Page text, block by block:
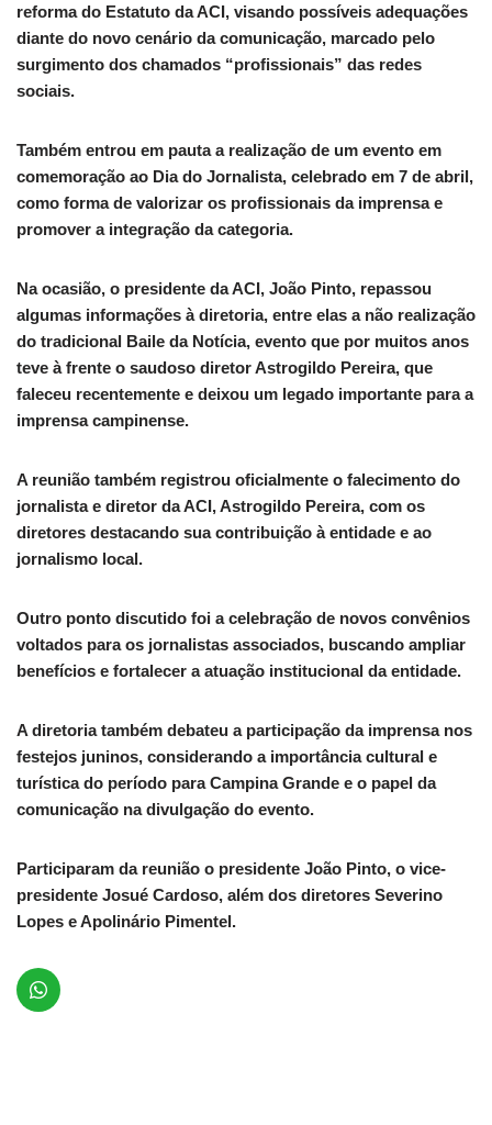
reforma do Estatuto da ACI, visando possíveis adequações
diante do novo cenário da comunicação, marcado pelo
surgimento dos chamados “profissionais” das redes
sociais.
Também entrou em pauta a realização de um evento em
comemoração ao Dia do Jornalista, celebrado em 7 de abril,
como forma de valorizar os profissionais da imprensa e
promover a integração da categoria.
Na ocasião, o presidente da ACI, João Pinto, repassou
algumas informações à diretoria, entre elas a não realização
do tradicional Baile da Notícia, evento que por muitos anos
teve à frente o saudoso diretor Astrogildo Pereira, que
faleceu recentemente e deixou um legado importante para a
imprensa campinense.
A reunião também registrou oficialmente o falecimento do
jornalista e diretor da ACI, Astrogildo Pereira, com os
diretores destacando sua contribuição à entidade e ao
jornalismo local.
Outro ponto discutido foi a celebração de novos convênios
voltados para os jornalistas associados, buscando ampliar
benefícios e fortalecer a atuação institucional da entidade.
A diretoria também debateu a participação da imprensa nos
festejos juninos, considerando a importância cultural e
turística do período para Campina Grande e o papel da
comunicação na divulgação do evento.
Participaram da reunião o presidente João Pinto, o vice-
presidente Josué Cardoso, além dos diretores Severino
Lopes e Apolinário Pimentel.